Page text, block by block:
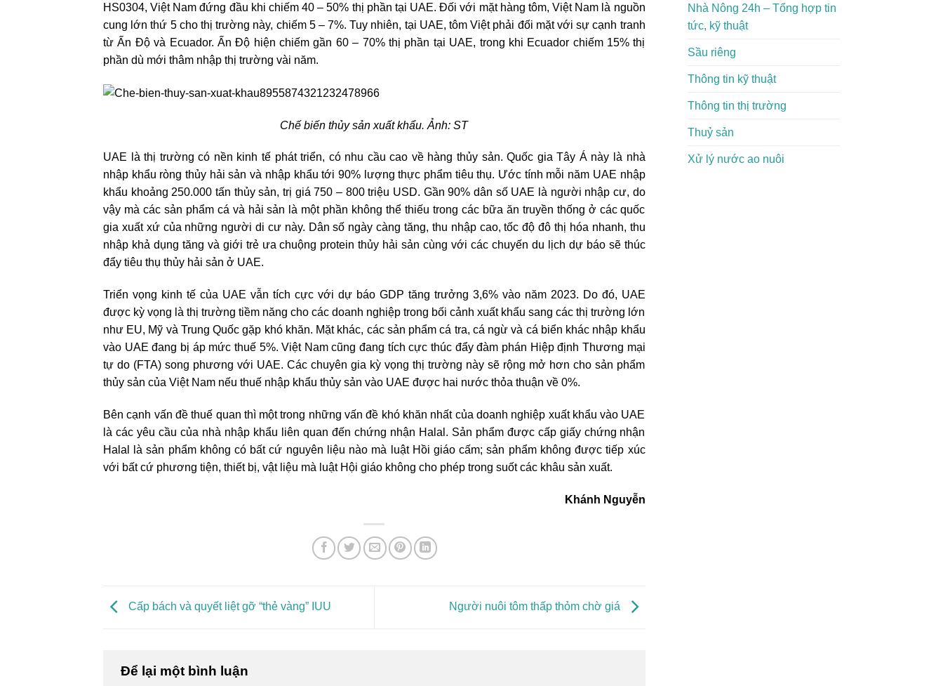
HS0304, Việt Nam đứng đầu khi chiếm 40 – 50% thị phần tại UAE. Đối với mặt hàng tôm, Việt Nam là nguồn
cung lớn thứ 5 cho thị trường này, chiếm 5 – 7%. Tuy nhiên, tại UAE, tôm Việt phải đối mặt với sự cạnh tranh
từ Ấn Độ và Ecuador. Ấn Độ hiện chiếm gần 60 – 70% thị phần tại UAE, trong khi Ecuador chiếm 15% thị
phần dù mới thâm nhập thị trường vài năm.
Chế biến thủy sản xuất khẩu. Ảnh: ST
UAE là thị trường có nền kinh tế phát triển, có nhu cầu cao về hàng thủy sản. Quốc gia Tây Á này là nhà
nhập khẩu ròng thủy hải sản và nhập khẩu tới 90% lượng thực phẩm tiêu thụ. Ước tính mỗi năm UAE nhập
khẩu khoảng 250.000 tấn thủy sản, trị giá 750 – 800 triệu USD. Gần 90% dân số UAE là người nhập cư, do
vậy mà các sản phẩm cá và hải sản là một phần không thể thiếu trong các bữa ăn truyền thống ở các quốc
gia xuất xứ của những người di cư này. Dân số ngày càng tăng, thu nhập cao, tốc độ đô thị hóa nhanh, thu
nhập khả dụng tăng và giới trẻ ưa chuộng protein thủy hải sản cùng với các chuyến du lịch dự báo sẽ thúc
đẩy tiêu thụ thủy hải sản ở UAE.
Triển vọng kinh tế của UAE vẫn tích cực với dự báo GDP tăng trưởng 3,6% vào năm 2023. Do đó, UAE
được kỳ vọng là thị trường tiềm năng cho các doanh nghiệp trong bối cảnh xuất khẩu sang các thị trường lớn
như EU, Mỹ và Trung Quốc gặp khó khăn. Mặt khác, các sản phẩm cá tra, cá ngừ và cá biển khác nhập khẩu
vào UAE đang bị áp mức thuế 5%. Việt Nam cũng đang tích cực thúc đẩy đàm phán Hiệp định Thương mại
tự do (FTA) song phương với UAE. Các chuyên gia kỳ vọng thị trường này sẽ rộng mở hơn cho sản phẩm
thủy sản của Việt Nam nếu thuế nhập khẩu thủy sản vào UAE được hai nước thỏa thuận về 0%.
Bên cạnh vấn đề thuế quan thì một trong những vấn đề khó khăn nhất của doanh nghiệp xuất khẩu vào UAE
là các yêu cầu của nhà nhập khẩu liên quan đến chứng nhận Halal. Sản phẩm được cấp giấy chứng nhận
Halal là sản phẩm không có bất cứ nguyên liệu nào mà luật Hồi giáo cấm; sản phẩm không được tiếp xúc
với bất cứ phương tiện, thiết bị, vật liệu mà luật Hội giáo không cho phép trong suốt các khâu sản xuất.
Khánh Nguyễn
Cấp bách và quyết liệt gỡ “thẻ vàng” IUU Người nuôi tôm thấp thỏm chờ giá
Để lại một bình luận
Nhà Nông 24h – Tổng hợp tin
tức, kỹ thuật
Sầu riêng
Thông tin kỹ thuật
Thông tin thị trường
Thuỷ sản
Xử lý nước ao nuôi